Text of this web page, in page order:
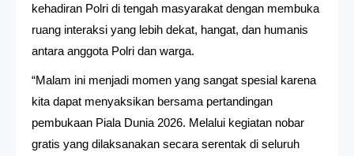
kehadiran Polri di tengah masyarakat dengan membuka
ruang interaksi yang lebih dekat, hangat, dan humanis
antara anggota Polri dan warga.
“Malam ini menjadi momen yang sangat spesial karena
kita dapat menyaksikan bersama pertandingan
pembukaan Piala Dunia 2026. Melalui kegiatan nobar
gratis yang dilaksanakan secara serentak di seluruh